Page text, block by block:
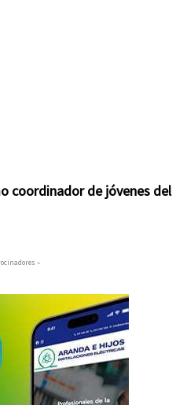
coordinador de jóvenes del
–